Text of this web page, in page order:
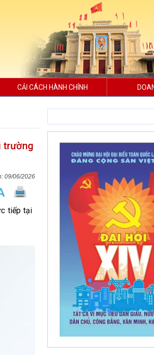
CẢI CÁCH HÀNH CHÍNH
trường
09/06/2026
tiếp tại